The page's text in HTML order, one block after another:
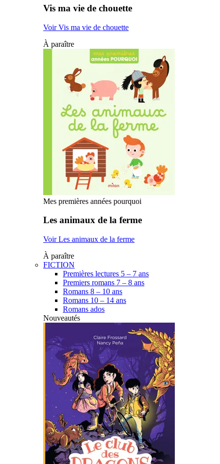
Vis ma vie de chouette
Voir Vis ma vie de chouette
À paraître
Mes premières années pourquoi
Les animaux de la ferme
Voir Les animaux de la ferme
À paraître
FICTION
Premières lectures 5 – 7 ans
Premiers romans 7 – 8 ans
Romans 8 – 10 ans
Romans 10 – 14 ans
Romans ados
Nouveautés